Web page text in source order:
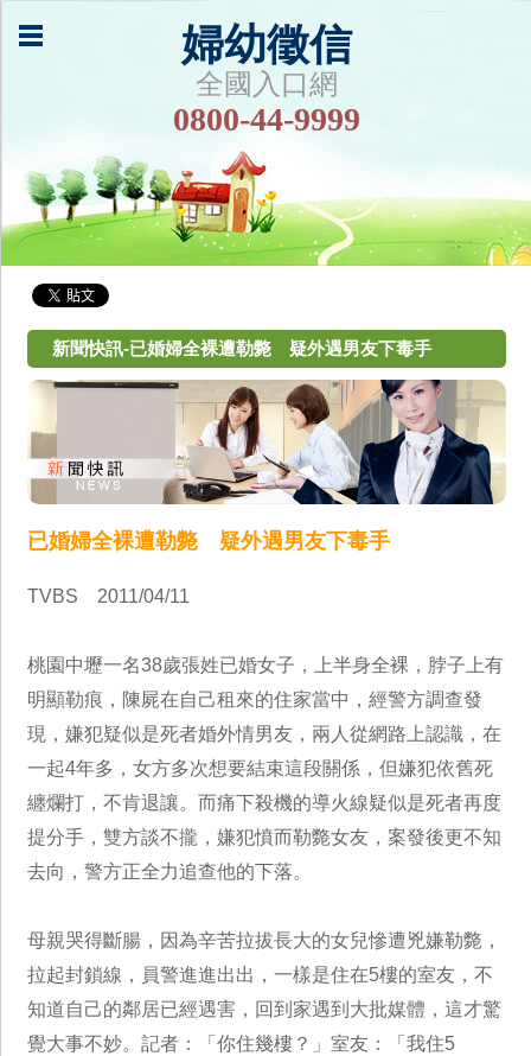
婦幼徵信
全國入口網
0800-44-9999
新聞快訊-已婚婦全裸遭勒斃 疑外遇男友下毒手
已婚婦全裸遭勒斃 疑外遇男友下毒手
TVBS 2011/04/11
桃園中壢一名38歲張姓已婚女子，上半身全裸，脖子上有
明顯勒痕，陳屍在自己租來的住家當中，經警方調查發
現，嫌犯疑似是死者婚外情男友，兩人從網路上認識，在
一起4年多，女方多次想要結束這段關係，但嫌犯依舊死
纏爛打，不肯退讓。而痛下殺機的導火線疑似是死者再度
提分手，雙方談不攏，嫌犯憤而勒斃女友，案發後更不知
去向，警方正全力追查他的下落。
母親哭得斷腸，因為辛苦拉拔長大的女兒慘遭兇嫌勒斃，
拉起封鎖線，員警進進出出，一樣是住在5樓的室友，不
知道自己的鄰居已經遇害，回到家遇到大批媒體，這才驚
覺大事不妙。記者：「你住幾樓？」室友：「我住5